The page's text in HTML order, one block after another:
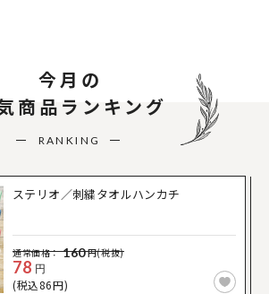
今月の
商品ランキング
RANKING
ステリオ／刺繍タオルハンカチ
通常価格： 160円(税抜)
78 円
(税込86円)